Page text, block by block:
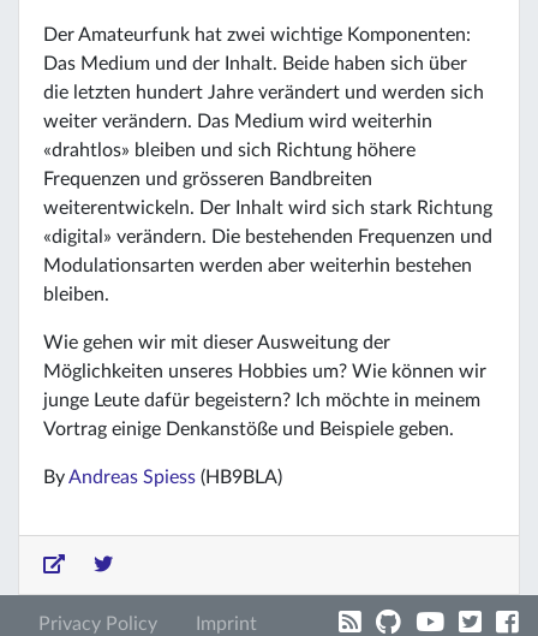
Der Amateurfunk hat zwei wichtige Komponenten:
Das Medium und der Inhalt. Beide haben sich über
die letzten hundert Jahre verändert und werden sich
weiter verändern. Das Medium wird weiterhin
«drahtlos» bleiben und sich Richtung höhere
Frequenzen und grösseren Bandbreiten
weiterentwickeln. Der Inhalt wird sich stark Richtung
«digital» verändern. Die bestehenden Frequenzen und
Modulationsarten werden aber weiterhin bestehen
bleiben.
Wie gehen wir mit dieser Ausweitung der
Möglichkeiten unseres Hobbies um? Wie können wir
junge Leute dafür begeistern? Ich möchte in meinem
Vortrag einige Denkanstöße und Beispiele geben.
ByAndreas Spiess (HB9BLA)
Privacy Policy Imprint